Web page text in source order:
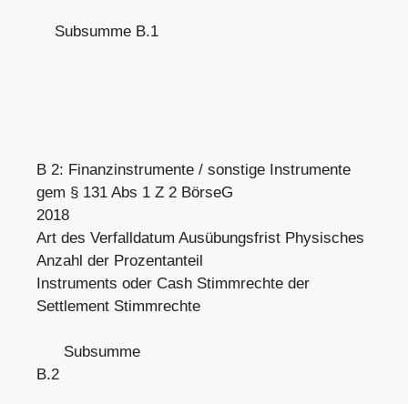
Subsumme B.1
B 2: Finanzinstrumente / sonstige Instrumente
gem § 131 Abs 1 Z 2 BörseG
2018
Art des Verfalldatum Ausübungsfrist Physisches
Anzahl der Prozentanteil
Instruments oder Cash Stimmrechte der
Settlement Stimmrechte
Subsumme
B.2